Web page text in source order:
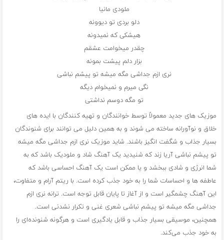
ملودی مانیا
دلو بردی تو دیوونه
هیشکی که نمیدونه
چقدر میخوامت عشقم
بزار دلم پیشت بمونه
نری ازم جداشی مگه میشه تو پیشم نباشی
نگی میرم و نمیخوام دیگه
تو مگه دوسم نداشتی
موزیک های جدید معمولاً توسط خوانندگان و تهیه کنندگان با ایده های
خلاق و نوآورانه ساخته می شوند و به همین دلیل می توانند برای شنوندگان
بسیار جذاب و شگفت انگیز باشند. شاید موزیک نری ازم جداشی مگه میشه
تو پیشم نباشی آریا زند که شنیدید یک آهنگ شاد و ملودیک باشد که به
شما انرژی و شادی ببخشد و یا ممکن است یک آهنگ احساسی باشد که
عاطفه ها و احساسات شما را به خود جذب کرده است. با ریتم آرام و متفاوت،
این آهنگ چشمگیر است و از آغاز تا پایان قابل توجه است. ترانه نری ازم
جداشی مگه میشه تو پیشم نباشی شعری غنی و تکرار نشدنی است.
همچنین، موسیقی بسیار جذاب و قابل یادگیری است و هرگونه شنونده‌ای را
به خود جذب می‌کند.